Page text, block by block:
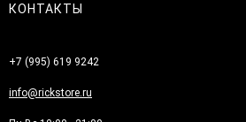
КОНТАКТЫ
+7 (995) 619 9242
info@rickstore.ru